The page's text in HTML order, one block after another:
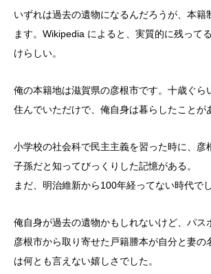
いずれは過去の遺物になるんだろうが、本籍
ます。Wikipedia によると、実質的に残って
けらしい。
俺の本籍地は滋賀県の彦根市です。十歳ぐら
住んでいただけで、俺自身は暮らしたことが
小学校の社会科で民主主義を習った時に、彦
子孫だと知ってびっくりした記憶がある。
まだ、明治維新から100年経ってない時代でし
俺自身が過去の遺物かもしれないけど、パス
彦根市から取り寄せた戸籍謄本が自分と妻の
は何とも言えない嬉しさでした。